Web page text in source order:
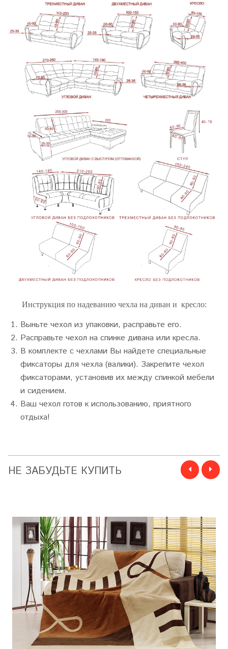
Инструкция по надеванию чехла на диван и кресло:
Выньте чехол из упаковки, расправьте его.
Расправьте чехол на спинке дивана или кресла.
В комплекте с чехлами Вы найдете специальные
фиксаторы для чехла (валики). Закрепите чехол
фиксаторами, установив их между спинкой мебели
и сидением.
Ваш чехол готов к использованию, приятного
отдыха!
НЕ ЗАБУДЬТЕ КУПИТЬ